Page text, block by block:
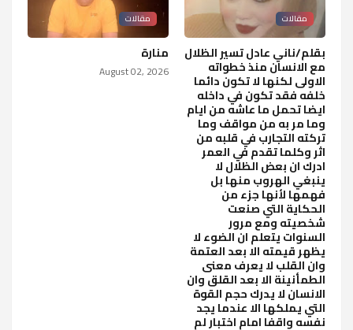
مقالات
بقلم/ناني عادل تسير الظلال
مع الانسان منذ خطواته
الاولى لكنها لا تكون دائما
خلفه فقد تكون في داخله
ايضا تحمل ما عاشه من ايام
وما مر به من مواقف وما
تركته التجارب في قلبه من
اثر وكلما تقدم في العمر
ادرك ان بعض الظلال لا
ينبغي الهروب منها بل
فهمها لأنها جزء من
الحكاية التي صنعت
شخصيته ومع مرور
السنوات يتعلم ان الضوء لا
يظهر قيمته الا بعد العتمة
وان القلب لا يعرف معنى
الطمأنينة الا بعد القلق وان
الانسان لا يدرك حجم القوة
التي يملكها الا عندما يجد
نفسه واقفا امام اختبار لم
مقالات
منارة
August 02, 2026